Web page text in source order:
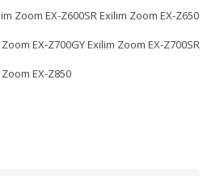
Zoom EX-Z600SR Exilim Zoom EX-Z650
EX-Z700GY Exilim Zoom EX-Z700SR
EX-Z850